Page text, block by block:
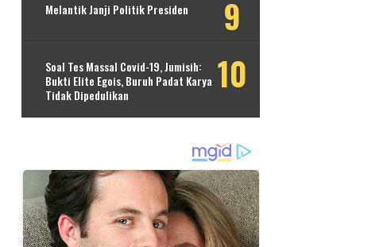
Melantik Janji Politik Presiden
Soal Tes Massal Covid-19, Jumisih:
Bukti Elite Egois, Buruh Padat Karya
Tidak Dipedulikan